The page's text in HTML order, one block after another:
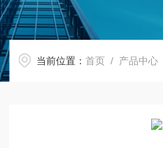
当前位置：首页 / 产品中心